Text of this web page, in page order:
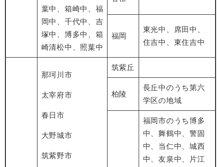
葉中、箱崎中、福
岡中、千代中、吉
塚中、博多中、箱
崎清松中、照葉中
福岡
東光中、席田中、
住吉中、東住吉中
那珂川市
太宰府市
春日市
大野城市
筑紫野市
筑紫丘
柏陵
長丘中のうち第六
学区の地域
福岡市のうち博多
中、舞鶴中、警固
中、当仁中、城西
中、友泉中、片江